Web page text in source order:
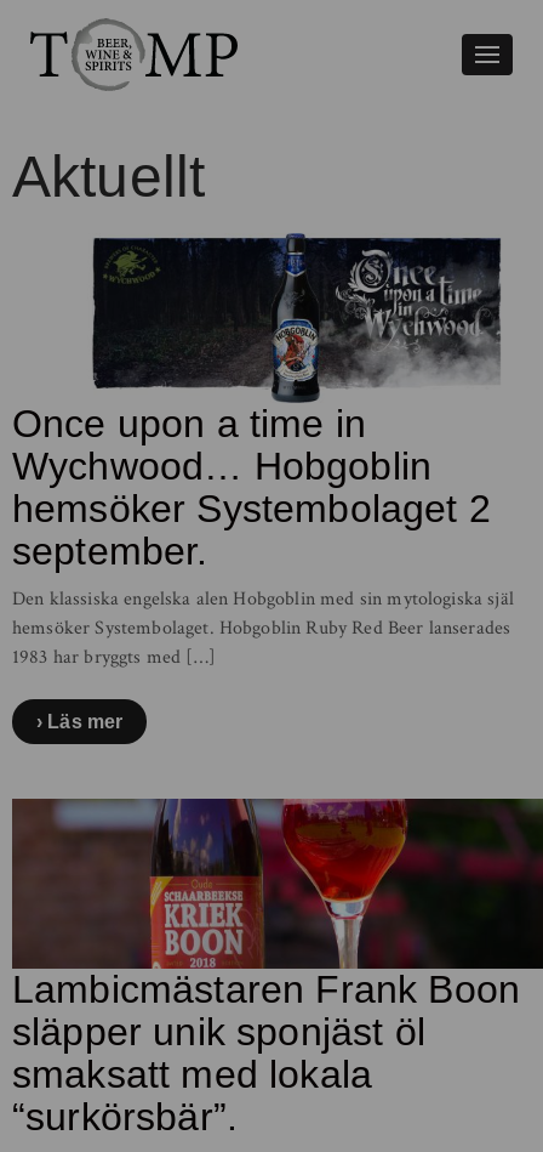
Växla
Aktuellt
Once upon a time in
Wychwood… Hobgoblin
hemsöker Systembolaget 2
september.
Den klassiska engelska alen Hobgoblin med sin mytologiska själ
hemsöker Systembolaget. Hobgoblin Ruby Red Beer lanserades
1983 har bryggts med […]
Läs mer
Lambicmästaren Frank Boon
släpper unik sponjäst öl
smaksatt med lokala
“surkörsbär”.